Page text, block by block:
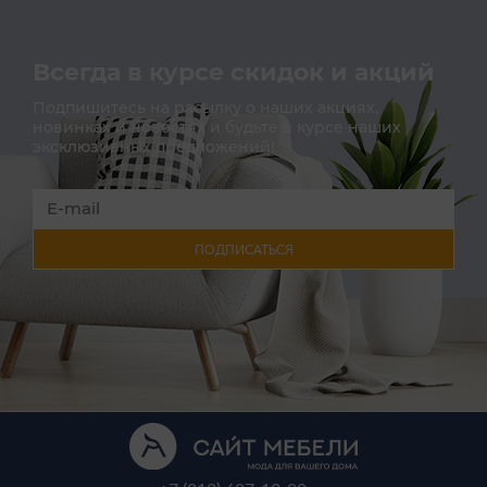
Всегда в курсе скидок и акций
Подпишитесь на расылку о наших акциях,
новинках и новостях и будьте в курсе наших
эксклюзивных предложений!
ПОДПИСАТЬСЯ